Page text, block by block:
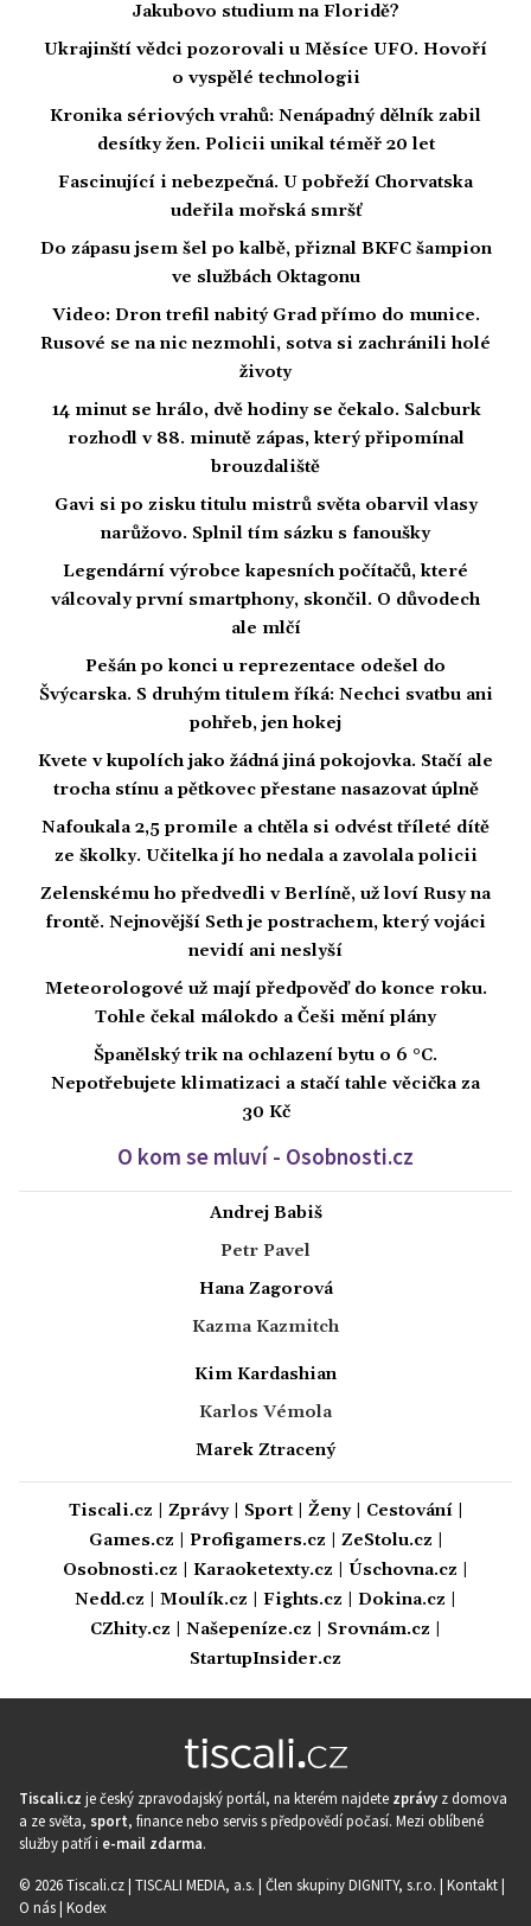
Jakubovo studium na Floridě?
Ukrajinští vědci pozorovali u Měsíce UFO. Hovoří
o vyspělé technologii
Kronika sériových vrahů: Nenápadný dělník zabil
desítky žen. Policii unikal téměř 20 let
Fascinující i nebezpečná. U pobřeží Chorvatska
udeřila mořská smršť
Do zápasu jsem šel po kalbě, přiznal BKFC šampion
ve službách Oktagonu
Video: Dron trefil nabitý Grad přímo do munice.
Rusové se na nic nezmohli, sotva si zachránili holé
životy
14 minut se hrálo, dvě hodiny se čekalo. Salcburk
rozhodl v 88. minutě zápas, který připomínal
brouzdaliště
Gavi si po zisku titulu mistrů světa obarvil vlasy
narůžovo. Splnil tím sázku s fanoušky
Legendární výrobce kapesních počítačů, které
válcovaly první smartphony, skončil. O důvodech
ale mlčí
Pešán po konci u reprezentace odešel do
Švýcarska. S druhým titulem říká: Nechci svatbu ani
pohřeb, jen hokej
Kvete v kupolích jako žádná jiná pokojovka. Stačí ale
trocha stínu a pětkovec přestane nasazovat úplně
Nafoukala 2,5 promile a chtěla si odvést tříleté dítě
ze školky. Učitelka jí ho nedala a zavolala policii
Zelenskému ho předvedli v Berlíně, už loví Rusy na
frontě. Nejnovější Seth je postrachem, který vojáci
nevidí ani neslyší
Meteorologové už mají předpověď do konce roku.
Tohle čekal málokdo a Češi mění plány
Španělský trik na ochlazení bytu o 6 °C.
Nepotřebujete klimatizaci a stačí tahle věcička za
30 Kč
O kom se mluví - Osobnosti.cz
Andrej Babiš
Petr Pavel
Hana Zagorová
Kazma Kazmitch
Kim Kardashian
Karlos Vémola
Marek Ztracený
Tiscali.cz Zprávy| Sport| Ženy| Cestování|
Games.cz
Profigamers.cz ZeStolu.cz
Osobnosti.cz
Karaoketexty.cz Úschovna.cz
Nedd.cz
Moulík.cz Fights.cz Dokina.cz
CZhity.cz
Našepeníze.cz Srovnám.cz
StartupInsider.cz
Tiscali.cz je český zpravodajský portál, na kterém najdete zprávy z domova
a ze světa, sport, finance nebo servis s předpovědí počasí. Mezi oblíbené
služby patří i e-mail zdarma.
© 2026 Tiscali.cz | TISCALI MEDIA, a.s. | Člen skupiny DIGNITY, s.r.o. | Kontakt|
O nás| Kodex